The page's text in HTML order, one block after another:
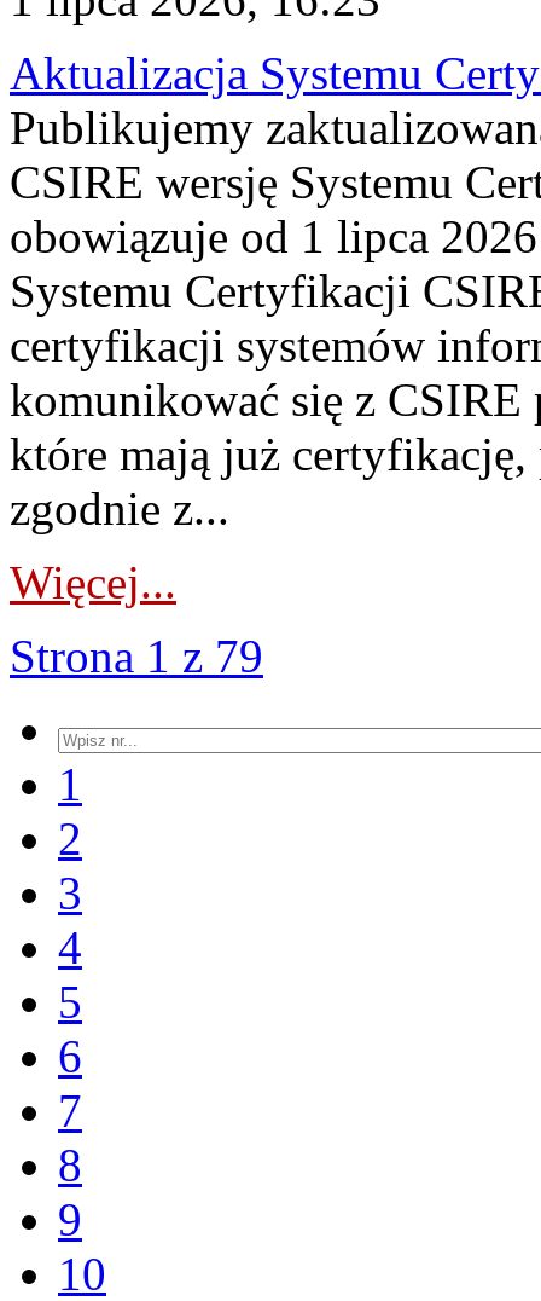
Aktualizacja Systemu
Publikujemy
CSIRE wersję Systemu
obowiązuje od 1 lipca
Systemu Certyfikacji
certyfikacji systemów
komunikować się z
które mają już
zgodnie z...
Więcej...
Strona 1 z 79
1
2
3
4
5
6
7
8
9
10